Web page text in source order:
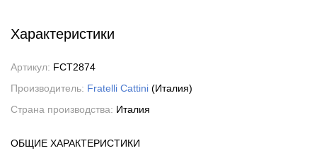
Характеристики
Артикул: FCT2874
Производитель: Fratelli Cattini (Италия)
Страна производства: Италия
ОБЩИЕ ХАРАКТЕРИСТИКИ